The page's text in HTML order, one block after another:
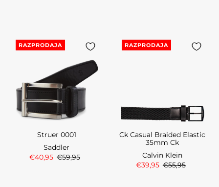
RAZPRODAJA
Struer 0001
Saddler
€40,95 €59,95
RAZPRODAJA
Ck Casual Braided Elastic
35mm Ck
Calvin Klein
€39,95 €55,95